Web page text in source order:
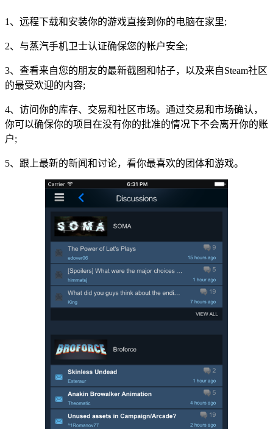
1、远程下载和安装你的游戏直接到你的电脑在家里;
2、与蒸汽手机卫士认证确保您的帐户安全;
3、查看来自您的朋友的最新截图和帖子，以及来自Steam社区
的最受欢迎的内容;
4、访问你的库存、交易和社区市场。通过交易和市场确认，
你可以确保你的项目在没有你的批准的情况下不会离开你的账
户;
5、跟上最新的新闻和讨论，看你最喜欢的团体和游戏。